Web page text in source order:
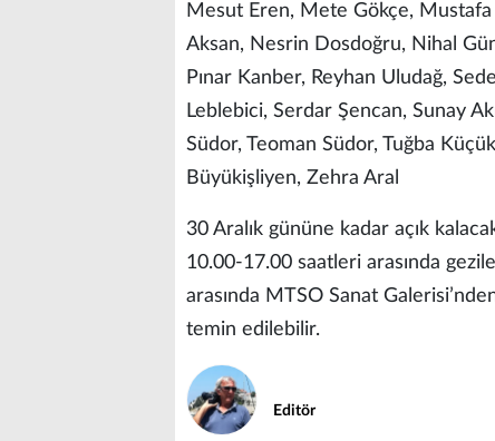
Mesut Eren, Mete Gökçe,
Aksan, Nesrin Dosdoğru, Nihal
Pınar Kanber, Reyhan Uludağ,
Leblebici, Serdar Şencan, Sunay
Südor, Teoman Südor, Tuğba
Büyükişliyen, Zehra Aral
30 Aralık gününe kadar açık
10.00-17.00 saatleri arasında
arasında MTSO Sanat
temin edilebilir.
Editör